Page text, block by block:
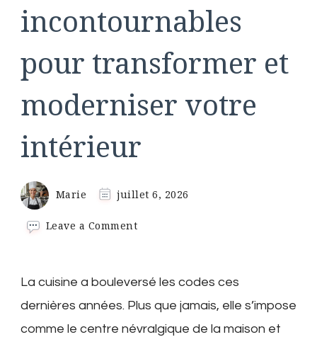
incontournables
pour transformer et
moderniser votre
intérieur
Marie juillet 6, 2026
Leave a Commenton
Découvrez
les
tendances
déco
La cuisine a bouleversé les codes ces
dernières années. Plus que jamais, elle s’impose
comme le centre névralgique de la maison et